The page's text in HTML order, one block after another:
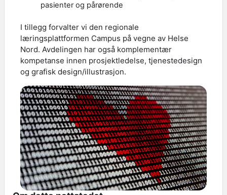
pasienter og pårørende
I tillegg forvalter vi den regionale
læringsplattformen Campus på vegne av Helse
Nord. Avdelingen har også komplementær
kompetanse innen prosjektledelse, tjenestedesign
og grafisk design/illustrasjon.